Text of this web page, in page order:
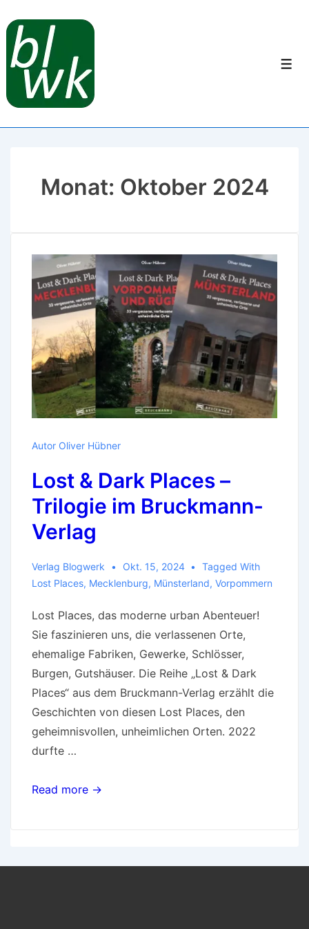
Monat: Oktober 2024
Autor Oliver Hübner
Lost & Dark Places –
Trilogie im Bruckmann-
Verlag
Verlag Blogwerk Okt. 15, 2024
Tagged With
Lost Places, Mecklenburg, Münsterland, Vorpommern
Lost Places, das moderne urban Abenteuer!
Sie faszinieren uns, die verlassenen Orte,
ehemalige Fabriken, Gewerke, Schlösser,
Burgen, Gutshäuser. Die Reihe „Lost & Dark
Places“ aus dem Bruckmann-Verlag erzählt die
Geschichten von diesen Lost Places, den
geheimnisvollen, unheimlichen Orten. 2022
durfte …
Read more →